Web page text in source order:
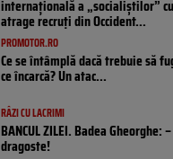
internațională a „socialiștilor”
atrage recruți din Occident...
PROMOTOR.RO
Ce se întâmplă dacă trebuie să
ce încarcă? Un atac...
RÂZI CU LACRIMI
BANCUL ZILEI. Badea Gheorghe:
dragoste!